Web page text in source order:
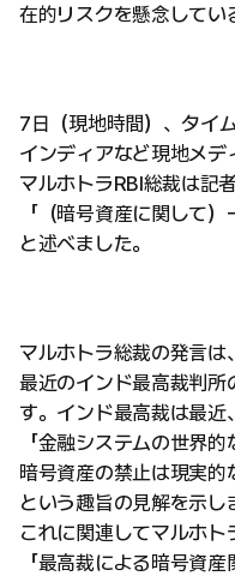
在的リスクを懸念してい
7日（現地時間）、タイ
インディアなど現地メデ
マルホトラRBI総裁は記
「（暗号資産に関して
と述べました。
マルホトラ総裁の発言は、
最近のインド最高裁判所
す。インド最高裁は最近、
「金融システムの世界的
暗号資産の禁止は現実的
という趣旨の見解を示し
これに関連してマルホト
「最高裁による暗号資産